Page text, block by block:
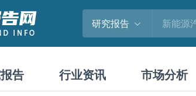
研究报告
告 行业资讯 市场分析